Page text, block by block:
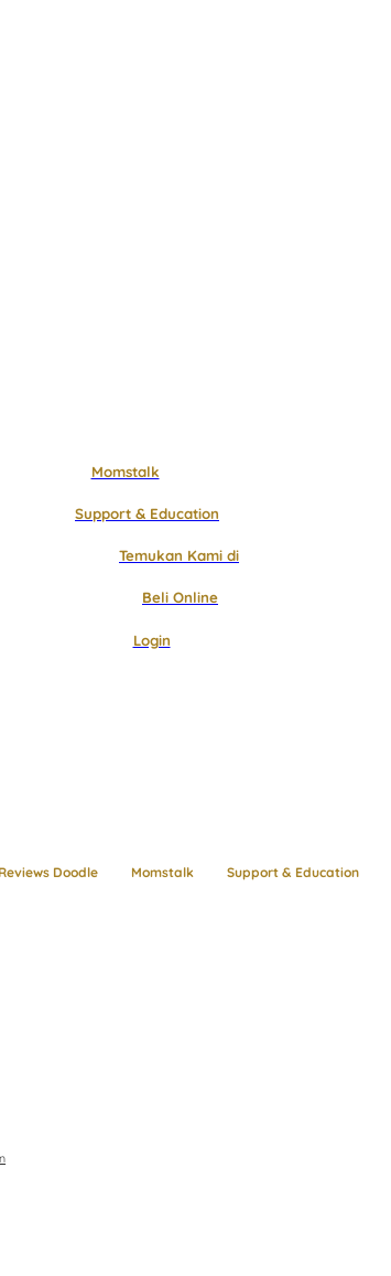
Momstalk
Support & Education
Temukan Kami di
Beli Online
Login
Reviews Doodle Momstalk Support & Education